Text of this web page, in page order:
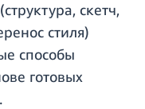
скетч,
стиля)
способы
готовых